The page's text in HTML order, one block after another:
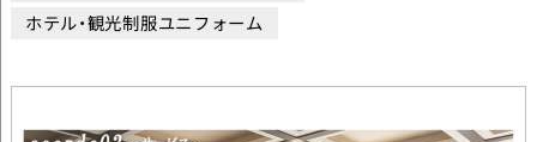
ホテル・観光制服ユニフォーム